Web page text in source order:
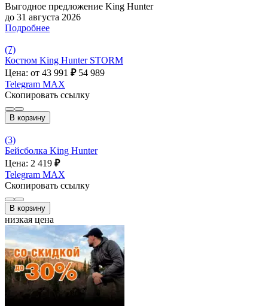
Выгодное предложение King Hunter
до 31 августа 2026
Подробнее
(7)
Костюм King Hunter STORM
Цена: от 43 991 ₽ 54 989
Telegram MAX
Скопировать ссылку
В корзину
(3)
Бейсболка King Hunter
Цена: 2 419 ₽
Telegram MAX
Скопировать ссылку
В корзину
низкая цена